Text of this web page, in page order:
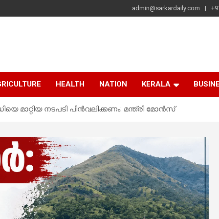
admin@sarkardaily.com
HEALTH NATION KERALA
മാറ്റിയ നടപടി പിൻവലിക്കണം: മന്ത്രി മോൻസ്